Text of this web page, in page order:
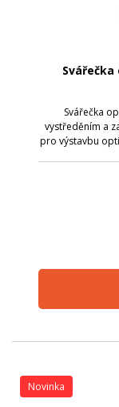
Svářečka
Svářečka
vystředěním a
pro výstavbu
Novinka